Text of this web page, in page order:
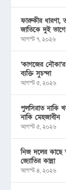
ফারুকীর ধারণা,
জাতিকে দুই
আগস্ট ৭, ২০২৬
‘কাগজের
ব্যক্তি সুচন্দা
আগস্ট ৫, ২০২৬
পুলসিরাত নাকি
নাকি মেহজাবীন
আগস্ট ৫, ২০২৬
নিজ দলের কাছে
জ্যোতির কান্না
আগস্ট ৪, ২০২৬